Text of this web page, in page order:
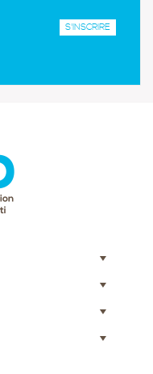
▼
▼
▼
▼